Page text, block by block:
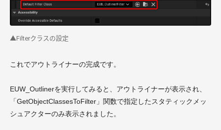
▲Filterクラスの設定
これでアウトライナーの完成です。
EUW_Outlinerを実行してみると、アウトライナーが表示され、
「GetObjectClassesToFilter」関数で指定したスタティックメッ
シュアクターのみ表示されました。